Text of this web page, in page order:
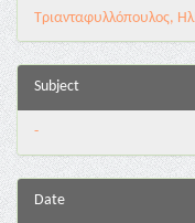
Τριανταφυλλόπουλος,
Subject
-
Date